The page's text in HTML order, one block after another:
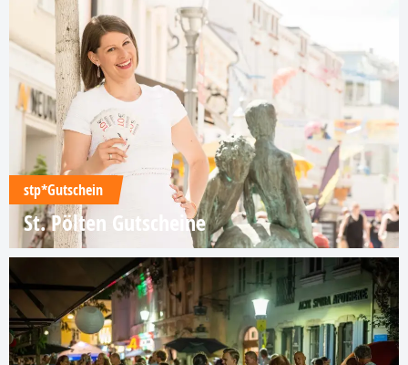
stp*Gutschein
St. Pölten Gutscheine